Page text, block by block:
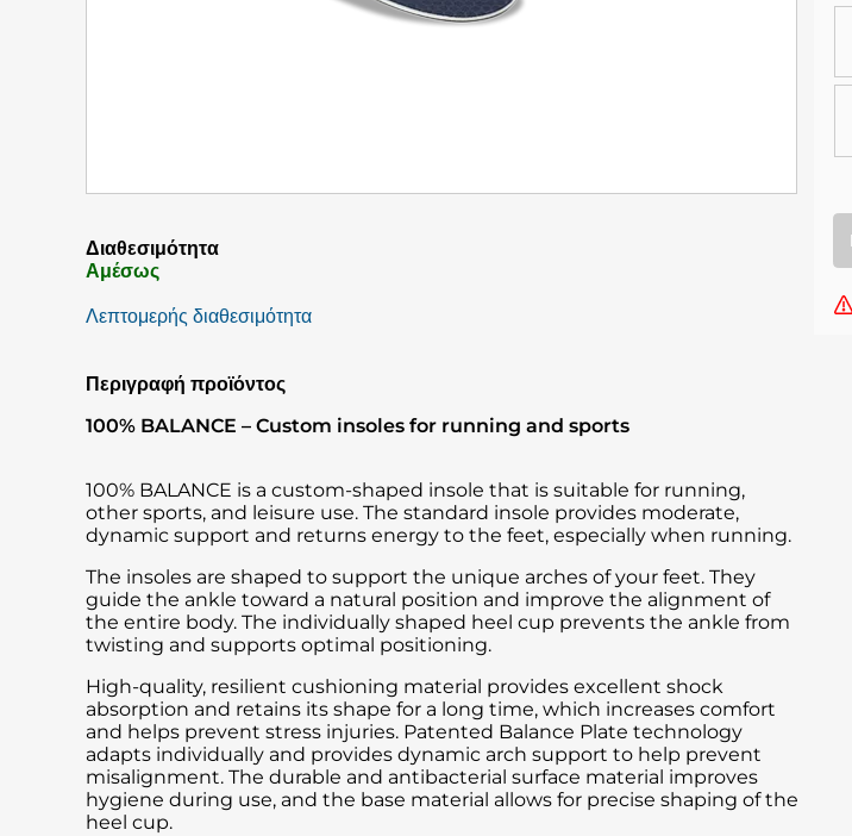
Διαθεσιμότητα
Αμέσως
Λεπτομερής διαθεσιμότητα
Περιγραφή προϊόντος
100% BALANCE – Custom insoles for running and sports
100% BALANCE is a custom-shaped insole that is suitable for running,
other sports, and leisure use. The standard insole provides moderate,
dynamic support and returns energy to the feet, especially when running.
The insoles are shaped to support the unique arches of your feet. They
guide the ankle toward a natural position and improve the alignment of
the entire body. The individually shaped heel cup prevents the ankle from
twisting and supports optimal positioning.
High-quality, resilient cushioning material provides excellent shock
absorption and retains its shape for a long time, which increases comfort
and helps prevent stress injuries. Patented Balance Plate technology
adapts individually and provides dynamic arch support to help prevent
misalignment. The durable and antibacterial surface material improves
hygiene during use, and the base material allows for precise shaping of the
heel cup.